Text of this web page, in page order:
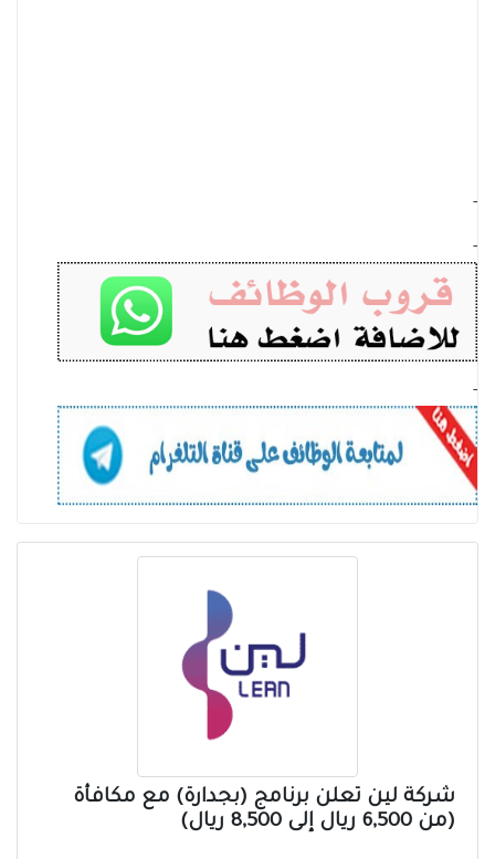
-
-
-
شركة لين تعلن برنامج (بجدارة) مع مكافأة
(من 6,500 ريال إلى 8,500 ريال)